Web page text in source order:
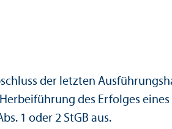
der letzten
des Erfolges
1 oder 2 StGB aus.